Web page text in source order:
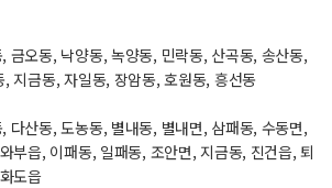
금오동, 낙양동, 녹양동, 민락동, 산곡동, 송산동,
지금동, 자일동, 장암동, 호원동, 흥선동
다산동, 도농동, 별내동, 별내면, 삼패동, 수동면,
부읍, 이패동, 일패동, 조안면, 지금동, 진건읍, 퇴
도읍